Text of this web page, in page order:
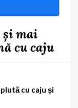
și mai
cu caju
cu caju și